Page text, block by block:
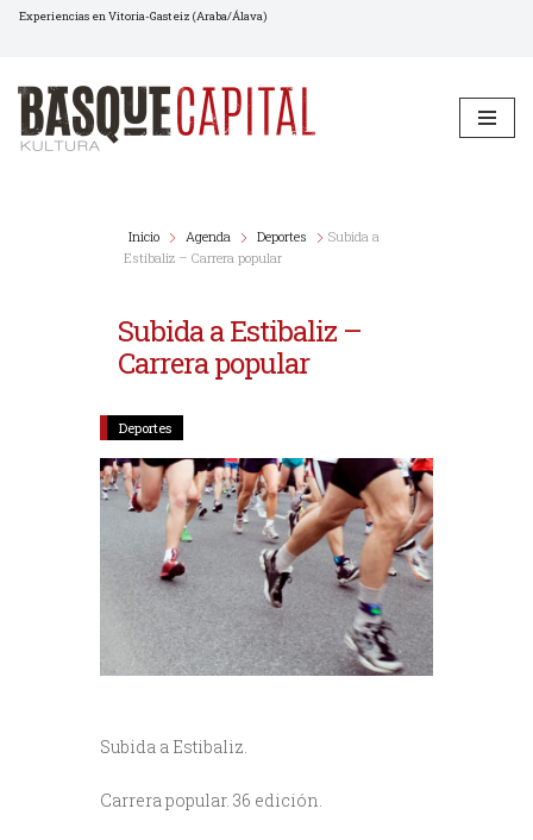
al
contenido
Experiencias en Vitoria-Gasteiz (Araba/Álava)
Inicio Agenda Deportes
Subida a
Estibaliz – Carrera popular
Subida a Estibaliz –
Carrera popular
Deportes
Subida a Estibaliz.
Carrera popular. 36 edición.